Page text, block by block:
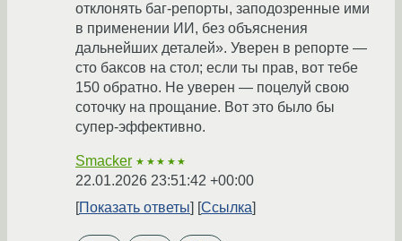
отклонять баг-репорты, заподозренные ими
в применении ИИ, без объяснения
дальнейших деталей». Уверен в репорте —
сто баксов на стол; если ты прав, вот тебе
150 обратно. Не уверен — поцелуй свою
соточку на прощание. Вот это было бы
супер-эффективно.
Smacker ★★★★★
22.01.2026 23:51:42 +00:00
Показать ответы
Ссылка